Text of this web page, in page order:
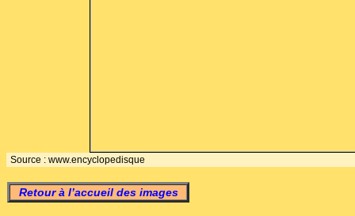
Source : www.encyclopedisque
Retour à l’accueil des images